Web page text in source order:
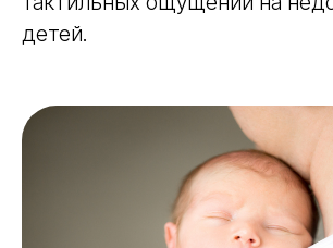
детей.
Недоношенный ребенок:
особенности ранней помощи
Первый в России профессиональный курс
по ранней помощи недоношенным детям
Подробнее